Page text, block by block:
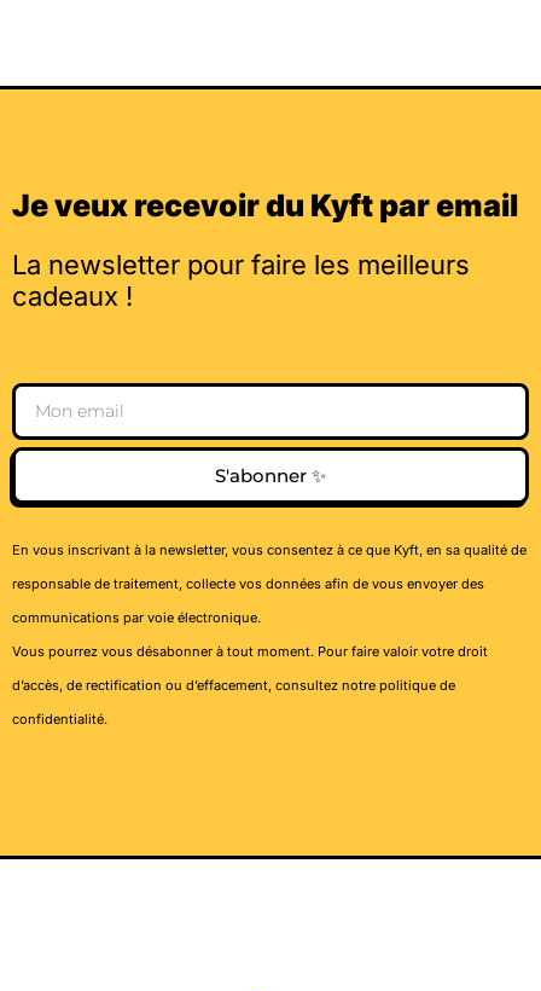
Je veux recevoir du Kyft par email
La newsletter pour faire les meilleurs
cadeaux !
Email
S'abonner ✨
En vous inscrivant à la newsletter, vous consentez à ce que Kyft, en sa qualité de
responsable de traitement, collecte vos données afin de vous envoyer des
communications par voie électronique.
Vous pourrez vous désabonner à tout moment. Pour faire valoir votre droit
d’accès, de rectification ou d’effacement, consultez notre politique de
confidentialité.